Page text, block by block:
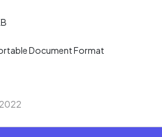
Document Format